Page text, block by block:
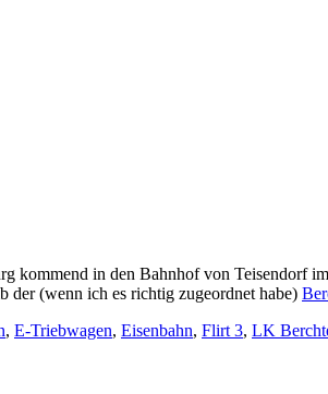
kommend in den Bahnhof von Teisendorf
der (wenn ich es richtig zugeordnet habe)
, E-Triebwagen, Eisenbahn, Flirt 3, LK